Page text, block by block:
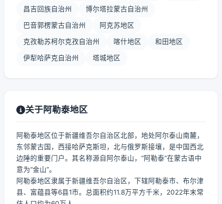
昌吉回族自治州 博尔塔拉蒙古自治州
巴音郭楞蒙古自治州 阿克苏地区
克孜勒苏柯尔克孜自治州 喀什地区 和田地区
伊犁哈萨克自治州 塔城地区
关于阿勒泰地区
阿勒泰地区位于新疆维吾尔自治区北部，地处阿尔泰山南麓，
东邻蒙古国，西接哈萨克斯坦，北与俄罗斯接壤，是中国西北
边陲的重要门户。其名称源自阿尔泰山，“阿勒泰”在蒙古语中
意为“金山”。
阿勒泰地区隶属于新疆维吾尔自治区，下辖阿勒泰市、布尔津
县、富蕴县等6县1市。总面积约11.8万平方千米，2022年末常